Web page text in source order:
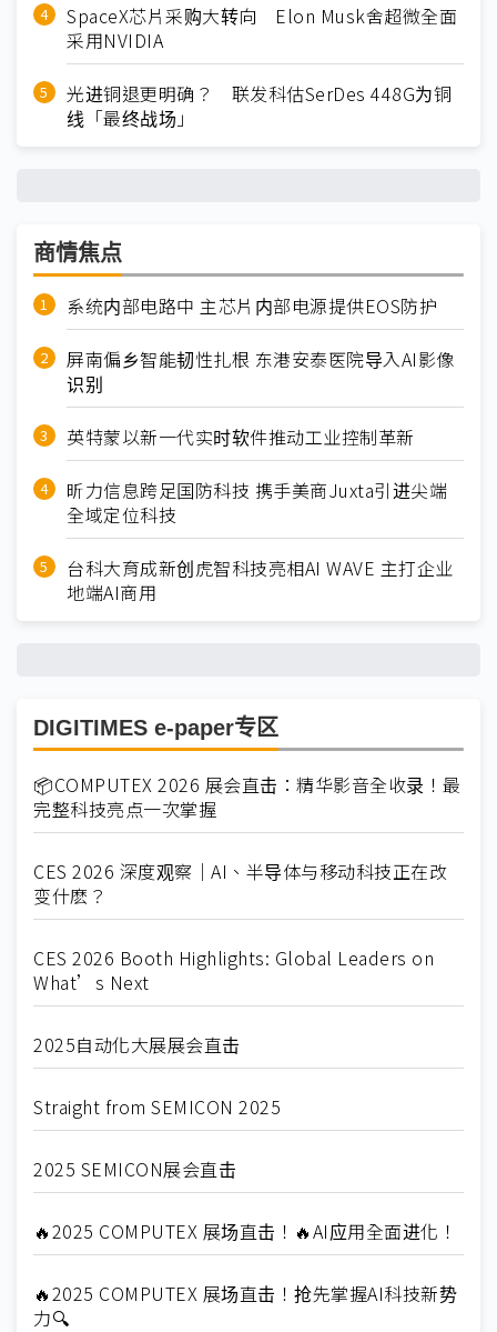
SpaceX芯片采购大转向 Elon Musk舍超微全面
采用NVIDIA
光进铜退更明确？ 联发科估SerDes 448G为铜
线「最终战场」
商情焦点
系统内部电路中 主芯片内部电源提供EOS防护
屏南偏乡智能韧性扎根 东港安泰医院导入AI影像
识别
英特蒙以新一代实时软件推动工业控制革新
昕力信息跨足国防科技 携手美商Juxta引进尖端
全域定位科技
台科大育成新创虎智科技亮相AI WAVE 主打企业
地端AI商用
DIGITIMES e-paper专区
📦COMPUTEX 2026 展会直击：精华影音全收录！最
完整科技亮点一次掌握
CES 2026 深度观察｜AI、半导体与移动科技正在改
变什麽？
CES 2026 Booth Highlights: Global Leaders on
What’s Next
2025自动化大展展会直击
Straight from SEMICON 2025
2025 SEMICON展会直击
🔥2025 COMPUTEX 展场直击！🔥AI应用全面进化！
🔥2025 COMPUTEX 展场直击！抢先掌握AI科技新势
力🔍